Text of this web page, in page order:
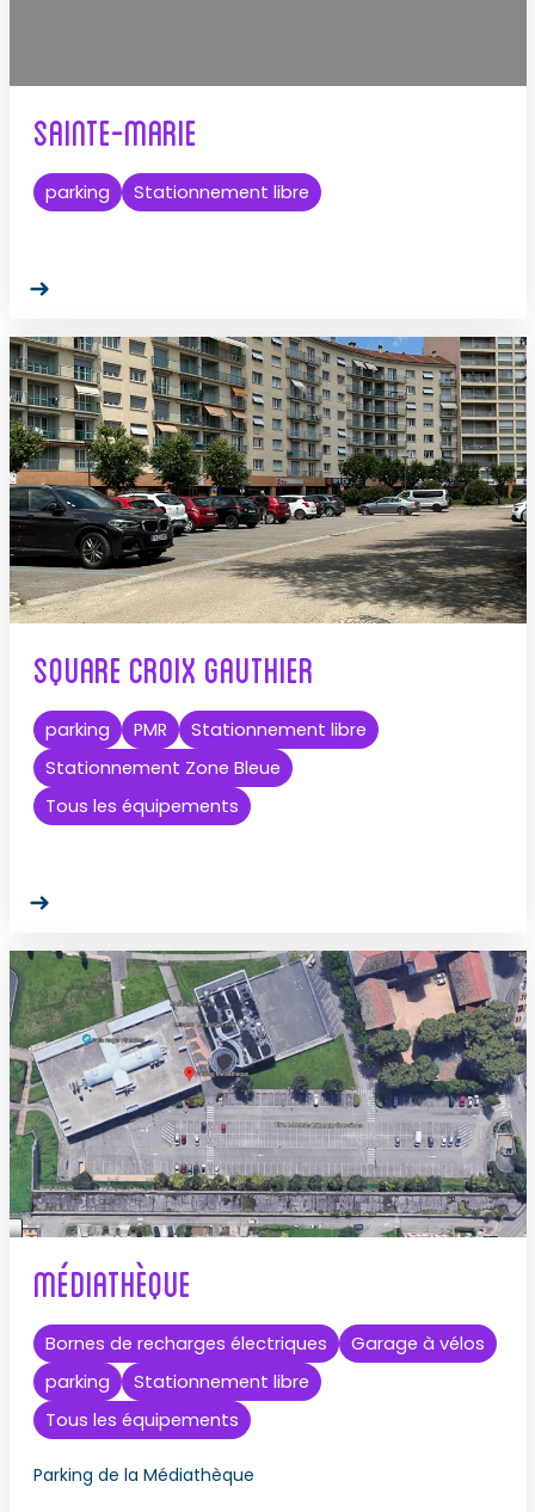
Sainte-Marie
parking Stationnement libre
Square Croix Gauthier
parking PMR
Stationnement libre
Stationnement Zone Bleue
Tous les équipements
Médiathèque
Bornes de recharges électriques
Garage à vélos
parking
Stationnement libre
Tous les équipements
Parking de la Médiathèque